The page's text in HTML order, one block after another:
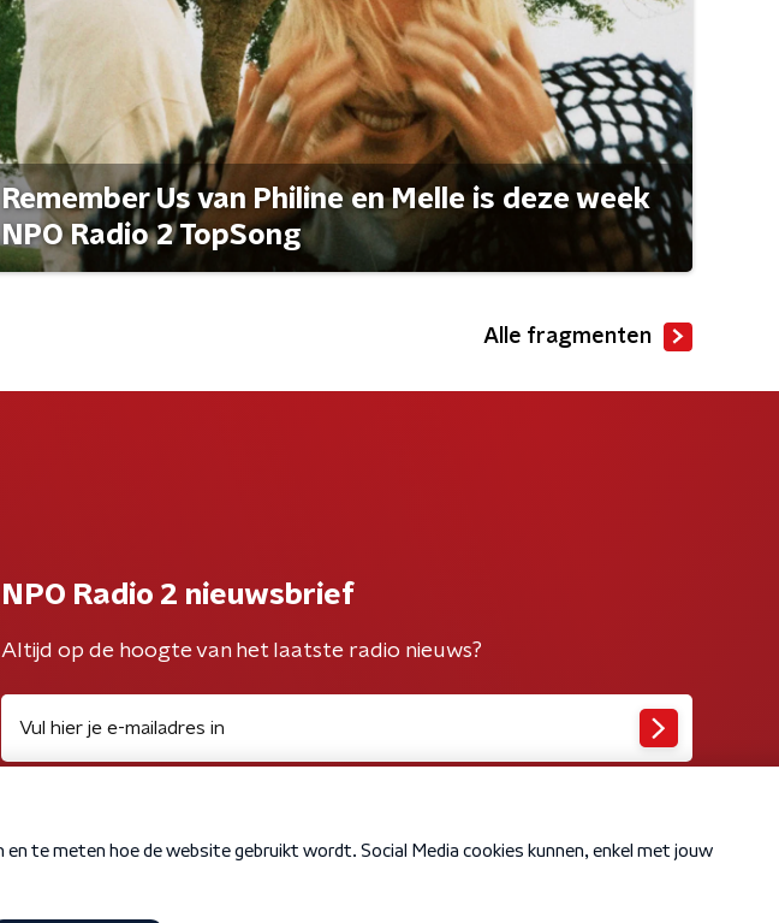
Remember Us van Philine en Melle is deze week
NPO Radio 2 TopSong
Alle fragmenten
NPO Radio 2 nieuwsbrief
Altijd op de hoogte van het laatste radio nieuws?